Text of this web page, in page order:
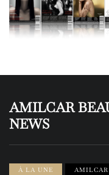
AMILCAR
NEWS
À LA UNE